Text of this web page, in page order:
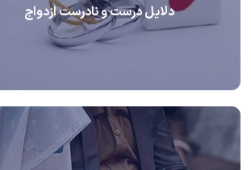
دلایل درست و نادرست ازدواج